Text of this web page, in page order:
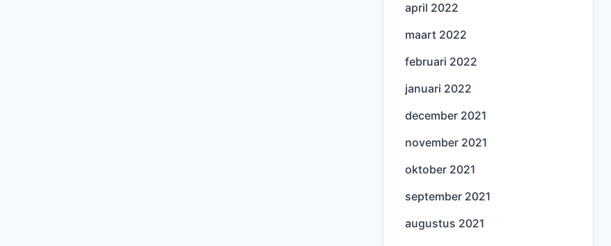
april 2022
maart 2022
februari 2022
januari 2022
december 2021
november 2021
oktober 2021
september 2021
augustus 2021